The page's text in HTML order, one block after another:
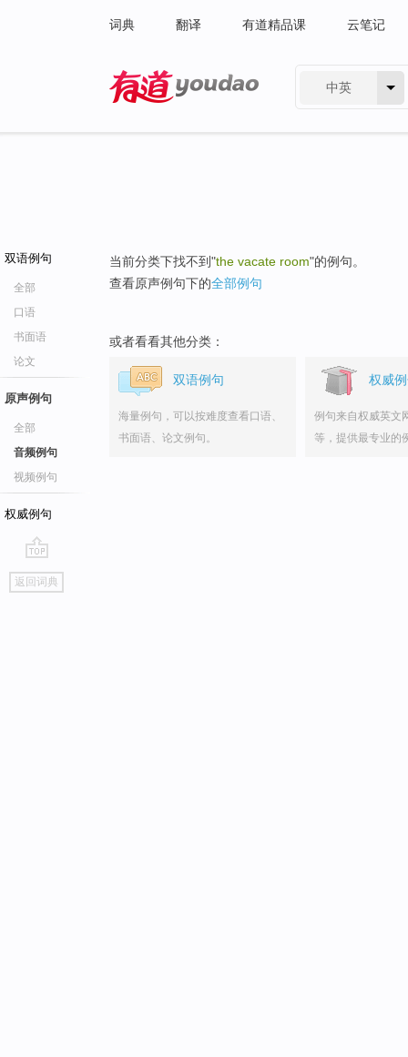
词典 翻译 有道精品课 云笔记
中英
双语例句
全部
口语
书面语
论文
原声例句
全部
音频例句
视频例句
权威例句
go
top
返回词典
当前分类下找不到"the vacate room"的例句。
查看原声例句下的全部例句
或者看看其他分类：
双语例句
海量例句，可以按难度查看口语、
书面语、论文例句。
权威
例句来自权威英文
等，提供最专业的